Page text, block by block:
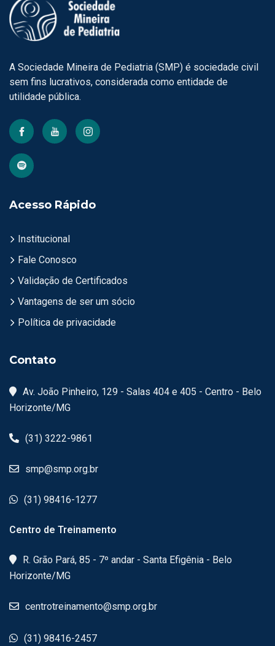
A Sociedade Mineira de Pediatria (SMP) é sociedade civil
sem fins lucrativos, considerada como entidade de
utilidade pública.
Acesso Rápido
Institucional
Fale Conosco
Validação de Certificados
Vantagens de ser um sócio
Política de privacidade
Contato
Av. João Pinheiro, 129 - Salas 404 e 405 - Centro - Belo
Horizonte/MG
(31) 3222-9861
smp@smp.org.br
(31) 98416-1277
Centro de Treinamento
R. Grão Pará, 85 - 7º andar - Santa Efigênia - Belo
Horizonte/MG
centrotreinamento@smp.org.br
(31) 98416-2457